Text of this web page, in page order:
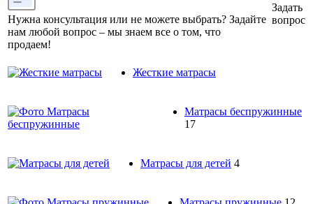
Нужна консультация или не можете выбрать? Задайте
нам любой вопрос – мы знаем все о том, что
продаем!
Задать
вопрос
Жесткие матрасы
Матрасы беспружинные
17
Матрасы для детей 4